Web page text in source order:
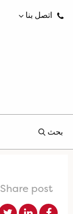
اتصل بنا
بحث
Share post